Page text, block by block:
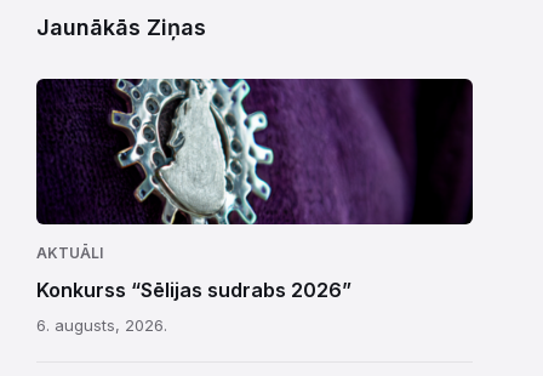
Jaunākās Ziņas
AKTUĀLI
Konkurss “Sēlijas sudrabs 2026”
6. augusts, 2026.